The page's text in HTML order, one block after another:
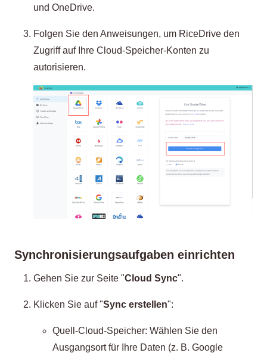
und OneDrive.
Folgen Sie den Anweisungen, um RiceDrive den
Zugriff auf Ihre Cloud-Speicher-Konten zu
autorisieren.
Synchronisierungsaufgaben einrichten
Gehen Sie zur Seite "Cloud Sync".
Klicken Sie auf "Sync erstellen":
Quell-Cloud-Speicher: Wählen Sie den
Ausgangsort für Ihre Daten (z. B. Google